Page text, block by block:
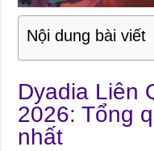
Nội dung bài viết
Dyadia Liên
2026: Tổng
nhất